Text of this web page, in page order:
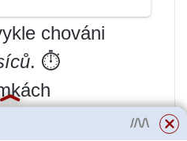
chováni
. ⏱️
brojlera